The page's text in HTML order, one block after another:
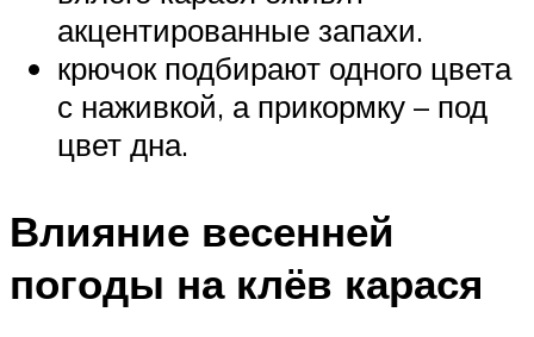
акцентированные запахи.
крючок подбирают одного цвета
с наживкой, а прикормку – под
цвет дна.
Влияние весенней
погоды на клёв карася